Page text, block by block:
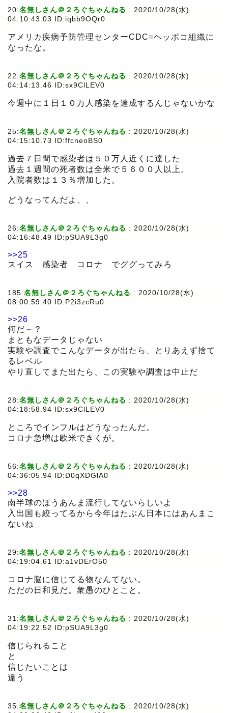
20:名無しさん＠２ろぐちゃんねる : 2020/10/28(水)
04:10:43.03 ID:iqbb9OQr0
アメリカ疾病予防管理センターCDC=ヘッポコ組織に
なったな。
22:名無しさん＠２ろぐちゃんねる : 2020/10/28(水)
04:14:13.46 ID:sx9ClLEV0
今週中に１日１０万人感染を達成するんじゃないかな
25:名無しさん＠２ろぐちゃんねる : 2020/10/28(水)
04:15:10.73 ID:ffcneoBS0
過去７日間で感染者は５０万人近くに達した
過去１週間の死者数は全米で５６００人以上。
入院者数は１３％増加した。
どうなってんだよ、、
26:名無しさん＠２ろぐちゃんねる : 2020/10/28(水)
04:16:48.49 ID:pSUA9L3g0
>>25
スイス 感染者 コロナ でググってみろ
185:名無しさん＠２ろぐちゃんねる : 2020/10/28(水)
08:00:59.40 ID:P2i3zcRu0
>>26
何だ～？
まともなデータじゃない
実験や調査でこんなデータが出たら、とりあえず捨て
るレベル
やり直してまた出たら、この実験や調査は中止だ
28:名無しさん＠２ろぐちゃんねる : 2020/10/28(水)
04:18:58.94 ID:sx9ClLEV0
ところでインフルはどうなったんだ。
コロナ急増は欧米できくが。
56:名無しさん＠２ろぐちゃんねる : 2020/10/28(水)
04:36:05.94 ID:D0qXDGlA0
>>28
南半球のほうあんま流行してないらしいよ
入出国も絞ってるから今年はたぶん日本にはあんまこ
ないね
29:名無しさん＠２ろぐちゃんねる : 2020/10/28(水)
04:19:04.61 ID:a1vDErO50
コロナ脳に信じてる物なんてない。
ただの日和見だ。衆愚のひとこと。
31:名無しさん＠２ろぐちゃんねる : 2020/10/28(水)
04:19:22.52 ID:pSUA9L3g0
信じられること
と
信じたいことは
違う
35:名無しさん＠２ろぐちゃんねる : 2020/10/28(水)